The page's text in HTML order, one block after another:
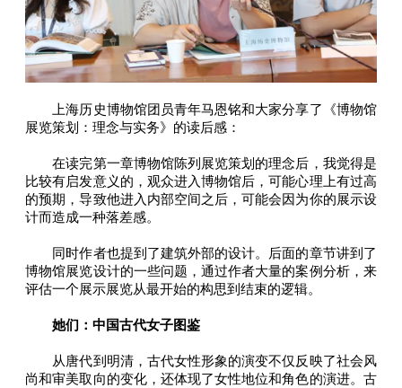
上海历史博物馆团员青年马恩铭和大家分享了《博物馆
展览策划：理念与实务》的读后感：
在读完第一章博物馆陈列展览策划的理念后，我觉得是
比较有启发意义的，观众进入博物馆后，可能心理上有过高
的预期，导致他进入内部空间之后，可能会因为你的展示设
计而造成一种落差感。
同时作者也提到了建筑外部的设计。后面的章节讲到了
博物馆展览设计的一些问题，通过作者大量的案例分析，来
评估一个展示展览从最开始的构思到结束的逻辑。
她们：中国古代女子图鉴
从唐代到明清，古代女性形象的演变不仅反映了社会风
尚和审美取向的变化，还体现了女性地位和角色的演进。古